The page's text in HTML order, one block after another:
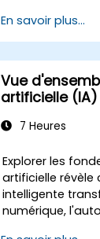
d'images,
financières.
Exploiter au
algorithmes
Utiliser des
En savoir plus...
Vue
artificielle (IA)
7 Heures
Explorer les
artificielle
intelligente
numérique,